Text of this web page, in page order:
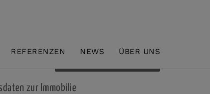
REFERENZEN NEWS ÜBER UNS
zur Immobilie